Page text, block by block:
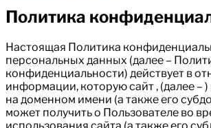
Политика
Настоящая Политика
персональных данных (далее –
конфиденциальности) действует в
информации, которую сайт , (далее –
на доменном имени (а также его
может получить о Пользователе во
использования сайта (а также его